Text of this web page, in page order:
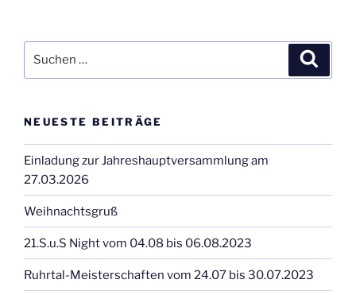
nach:
NEUESTE BEITRÄGE
Einladung zur Jahreshauptversammlung am
27.03.2026
Weihnachtsgruß
21.S.u.S Night vom 04.08 bis 06.08.2023
Ruhrtal-Meisterschaften vom 24.07 bis 30.07.2023